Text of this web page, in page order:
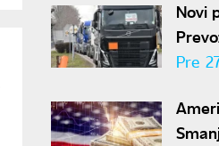
Novi
dalje
Pre